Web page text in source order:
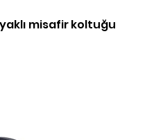
misafir koltuğu